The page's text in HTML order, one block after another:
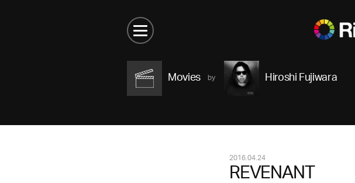
Movies Hiroshi Fujiwara
2016.04.24
REVENANT